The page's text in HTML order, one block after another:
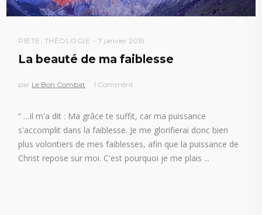
PIÉTÉ , THÉOLOGIE 7 janvier 2015
La beauté de ma faiblesse
par Le Bon Combat 1 Comment
“ …il m'a dit : Ma grâce te suffit, car ma puissance
s'accomplit dans la faiblesse. Je me glorifierai donc bien
plus volontiers de mes faiblesses, afin que la puissance de
Christ repose sur moi. C'est pourquoi je me plais